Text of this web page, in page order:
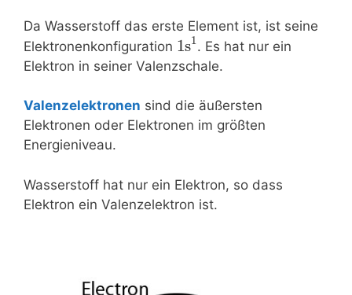
Da Wasserstoff das erste Element ist, ist seine
Elektronenkonfiguration 1s1. Es hat nur ein
Elektron in seiner Valenzschale.
Valenzelektronen sind die äußersten
Elektronen oder Elektronen im größten
Energieniveau.
Wasserstoff hat nur ein Elektron, so dass
Elektron ein Valenzelektron ist.